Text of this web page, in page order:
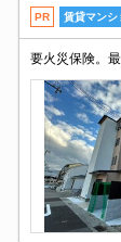
PR 賃貸マンシ